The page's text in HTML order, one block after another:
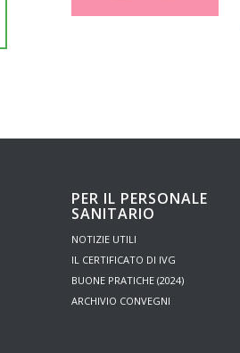
PER IL PERSONALE
SANITARIO
NOTIZIE UTILI
IL CERTIFICATO DI IVG
BUONE PRATICHE (2024)
ARCHIVIO CONVEGNI